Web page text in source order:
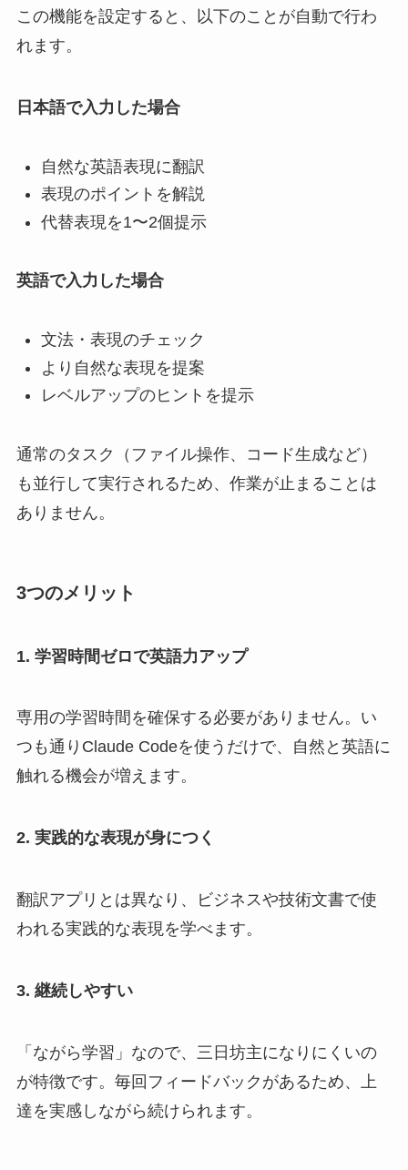
この機能を設定すると、以下のことが自動で行わ
れます。
日本語で入力した場合
自然な英語表現に翻訳
表現のポイントを解説
代替表現を1〜2個提示
英語で入力した場合
文法・表現のチェック
より自然な表現を提案
レベルアップのヒントを提示
通常のタスク（ファイル操作、コード生成など）
も並行して実行されるため、作業が止まることは
ありません。
3つのメリット
1. 学習時間ゼロで英語力アップ
専用の学習時間を確保する必要がありません。い
つも通りClaude Codeを使うだけで、自然と英語に
触れる機会が増えます。
2. 実践的な表現が身につく
翻訳アプリとは異なり、ビジネスや技術文書で使
われる実践的な表現を学べます。
3. 継続しやすい
「ながら学習」なので、三日坊主になりにくいの
が特徴です。毎回フィードバックがあるため、上
達を実感しながら続けられます。